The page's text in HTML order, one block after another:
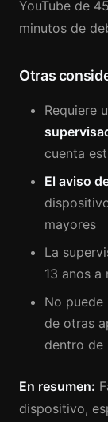
YouTube de
minutos de
Otras
Requiere
cuenta
El aviso
mayores
La
13 anos
No puede
de otras
dentro de
En resumen:
dispositivo,